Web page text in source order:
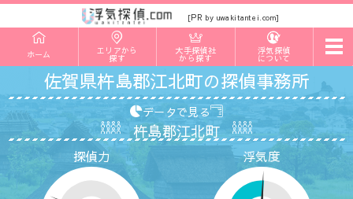
[PR by uwakitantei.com]
ホーム エリアから
探す
大手探偵社
から探す
浮気探偵
について
t
o
g
a
v
佐賀県杵島郡江北町の探偵事務所
探偵力 浮気度
データで見る
杵島郡江北町